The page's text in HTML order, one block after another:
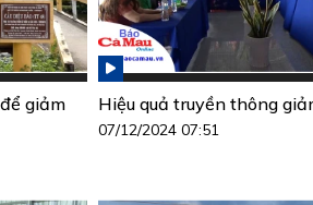
giảm
Hiệu quả truyền thông
07/12/2024 07:51